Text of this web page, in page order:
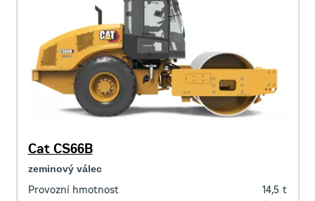
Cat CS66B
zeminový válec
Provozní hmotnost 14,5 t